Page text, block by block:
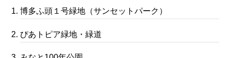
博多ふ頭１号緑地（サンセットパーク）
ぴあトピア緑地・緑道